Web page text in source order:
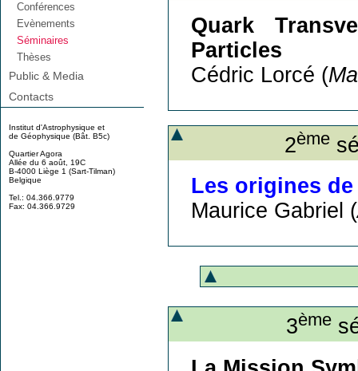
Conférences
Evènements
Séminaires
Thèses
Public & Media
Contacts
Institut d'Astrophysique et
de Géophysique (Bât. B5c)
Quartier Agora
Allée du 6 août, 19C
B-4000 Liège 1 (Sart-Tilman)
Belgique
Tel.: 04.366.9779
Fax: 04.366.9729
Quark
Particles
Cédric Lorcé (
2ème
Les origines
Maurice Gabriel (
3ème